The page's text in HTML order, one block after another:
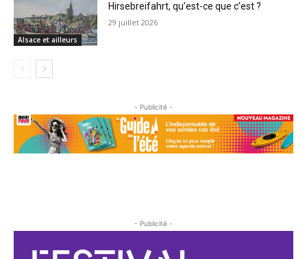
Alsace et ailleurs
Hirsebreifahrt, qu’est-ce que c’est ?
29 juillet 2026
- Publicité -
- Publicité -